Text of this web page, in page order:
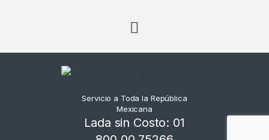
Servicio a Toda la República
Mexicana
Lada sin Costo: 01